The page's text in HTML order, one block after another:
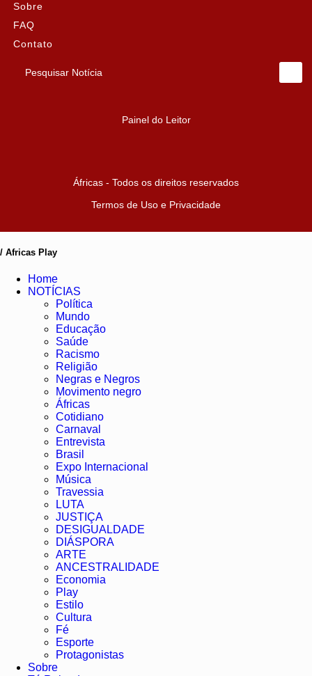
Sobre
FAQ
Contato
Pesquisar Notícia
Painel do Leitor
Áfricas - Todos os direitos reservados
Termos de Uso e Privacidade
/ Africas Play
Home
NOTÍCIAS
Política
Mundo
Educação
Saúde
Racismo
Religião
Negras e Negros
Movimento negro
Áfricas
Cotidiano
Carnaval
Entrevista
Brasil
Expo Internacional
Música
Travessia
LUTA
JUSTIÇA
DESIGUALDADE
DIÁSPORA
ARTE
ANCESTRALIDADE
Economia
Play
Estilo
Cultura
Fé
Esporte
Protagonistas
Sobre